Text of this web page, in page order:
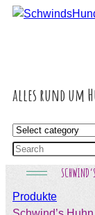
Inhalt
springen
alles rund um
Produkte